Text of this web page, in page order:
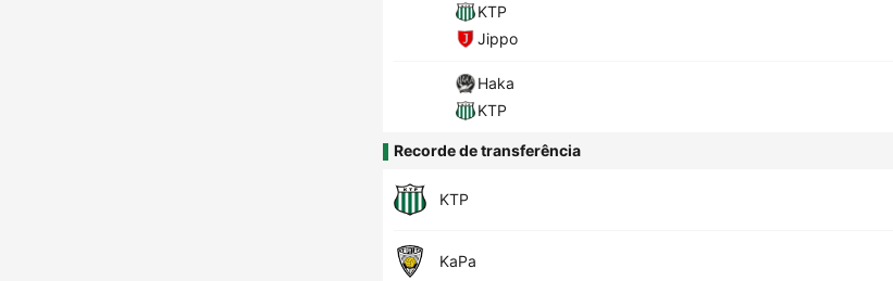
KTP
Jippo
Haka
KTP
Recorde de transferência
KTP
KaPa